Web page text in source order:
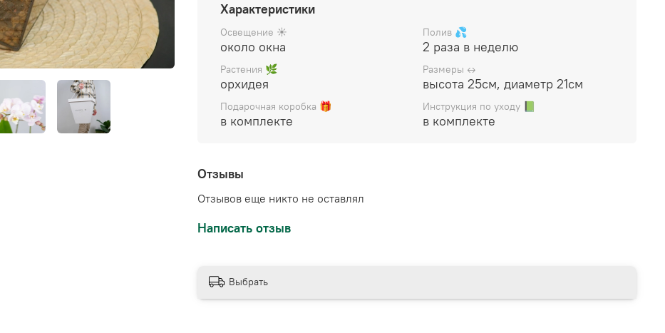
декором), упакован в белую подарочную коробку, прилагается
инструкция по уходу
Характеристики
Освещение ☀️
около окна
Полив 💦
2 раза в неделю
Растения 🌿
орхидея
Размеры ↔️
высота 25см, диаметр 21см
Подарочная коробка 🎁
в комплекте
Инструкция по уходу 📗
в комплекте
Отзывы
Отзывов еще никто не оставлял
Написать отзыв
Выбрать